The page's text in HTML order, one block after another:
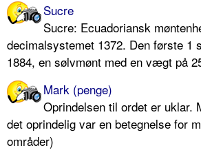
Sucre
Sucre: Ecuadoriansk
decimalsystemet 1372. Den første 1
1884, en sølvmønt med en vægt på
Mark (penge)
Oprindelsen til ordet er uklar.
det oprindelig var en betegnelse for
områder)